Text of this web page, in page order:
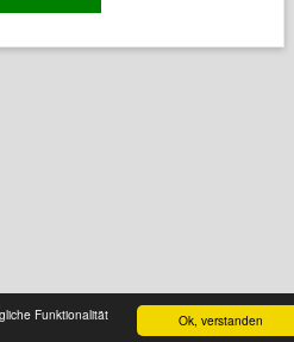
Ok, verstanden
Funktionalität